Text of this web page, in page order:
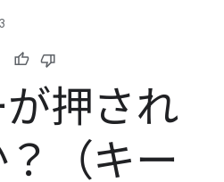
押され
（キー